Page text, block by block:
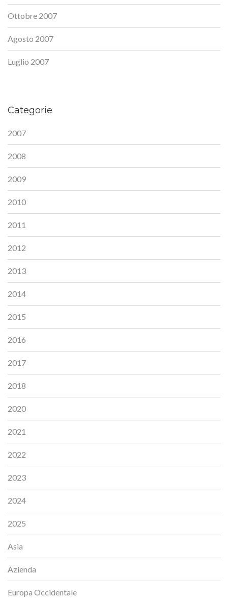
Ottobre 2007
Agosto 2007
Luglio 2007
Categorie
2007
2008
2009
2010
2011
2012
2013
2014
2015
2016
2017
2018
2020
2021
2022
2023
2024
2025
Asia
Azienda
Europa Occidentale